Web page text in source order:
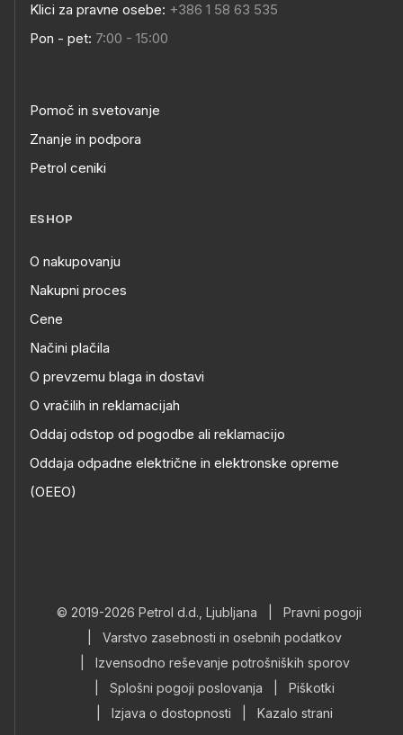
Klici za pravne osebe: +386 1 58 63 535
Pon - pet: 7:00 - 15:00
Pomoč in svetovanje
Znanje in podpora
Petrol ceniki
ESHOP
O nakupovanju
Nakupni proces
Cene
Načini plačila
O prevzemu blaga in dostavi
O vračilih in reklamacijah
Oddaj odstop od pogodbe ali reklamacijo
Oddaja odpadne električne in elektronske opreme
(OEEO)
© 2019-2026 Petrol d.d., Ljubljana
Pravni pogoji
Varstvo zasebnosti in osebnih podatkov
Izvensodno reševanje potrošniških sporov
Splošni pogoji poslovanja
Piškotki
Izjava o dostopnosti Kazalo strani